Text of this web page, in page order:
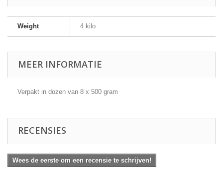
Weight 4 kilo
MEER INFORMATIE
Verpakt in dozen van 8 x 500 gram
RECENSIES
Wees de eerste om een recensie te schrijven!